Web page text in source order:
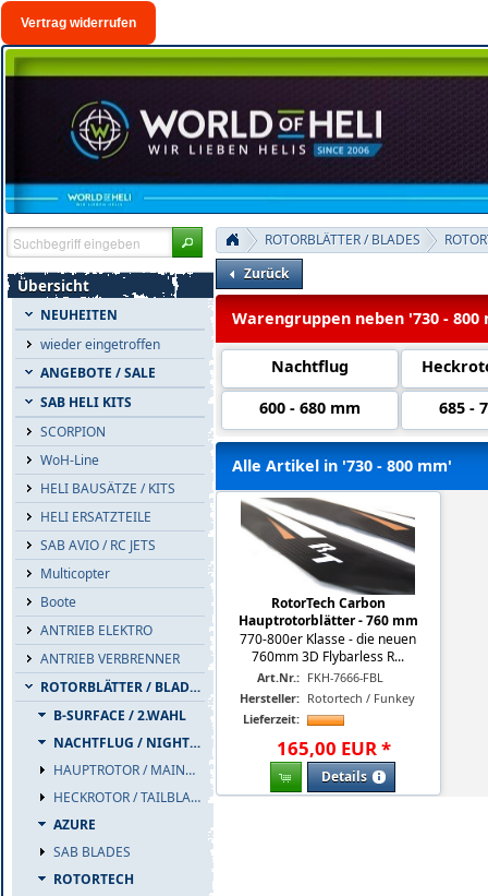
Vertrag widerrufen
Übersicht
NEUHEITEN
wieder eingetroffen
ANGEBOTE / SALE
SAB HELI KITS
SCORPION
WoH-Line
HELI BAUSÄTZE / KITS
HELI ERSATZTEILE
SAB AVIO / RC JETS
Multicopter
Boote
ANTRIEB ELEKTRO
ANTRIEB VERBRENNER
ROTORBLÄTTER / BLADES
B-SURFACE / 2.WAHL
NACHTFLUG / NIGHTFLIGHT
HAUPTROTOR / MAINBLADES
HECKROTOR / TAILBLADES
AZURE
SAB BLADES
ROTORTECH
ROTORBLÄTTER / BLADES
Zurück
Warengruppen neben '730 - 800
Nachtflug
600 - 680 mm
685 -
Alle Artikel in '730 - 800 mm'
RotorTech Carbon
Hauptrotorblätter - 760 mm
770-800er Klasse - die neuen
760mm 3D Flybarless R...
Art.Nr.: FKH-7666-FBL
Hersteller: Rotortech / Funkey
Lieferzeit:
165,00 EUR*
Details